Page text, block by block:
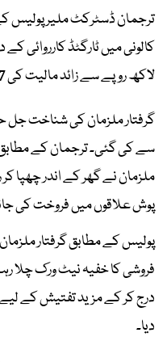
ترجمان ڈسٹرکٹ ملیر پولیس کے
لاکھ روپے سے زائد مالیت کی 17 کلو چرس برآمد کرلی۔
گرفتار ملزمان کی شناخت جل
سے کی گئی۔ ترجمان کے مطابق
ملزمان نے گھر کے اندر چھپا
پوش علاقوں میں فروخت کی
پولیس کے مطابق گرفتار
فروشی کا خفیہ نیٹ ورک چلا
درج کر کے مزید تفتیش کے
دیا۔